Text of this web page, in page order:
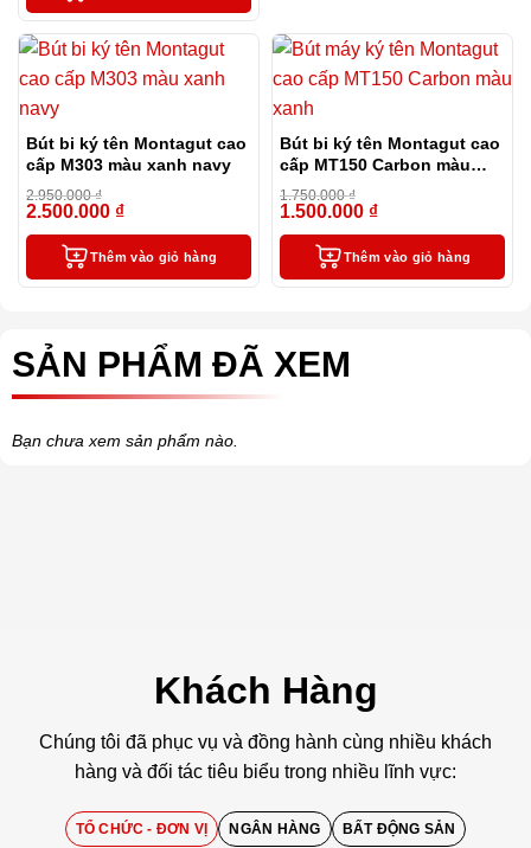
Bút bi ký tên Montagut cao
cấp M303 màu xanh navy
2.950.000₫
2.500.000 ₫
Thêm vào giỏ hàng
Bút bi ký tên Montagut cao
cấp MT150 Carbon màu
xanh
1.750.000₫
1.500.000 ₫
Thêm vào giỏ hàng
SẢN PHẨM ĐÃ XEM
Bạn chưa xem sản phẩm nào.
Khách Hàng
Chúng tôi đã phục vụ và đồng hành cùng nhiều khách
hàng và đối tác tiêu biểu trong nhiều lĩnh vực:
TỔ CHỨC - ĐƠN VỊ NGÂN HÀNG BẤT ĐỘNG SẢN